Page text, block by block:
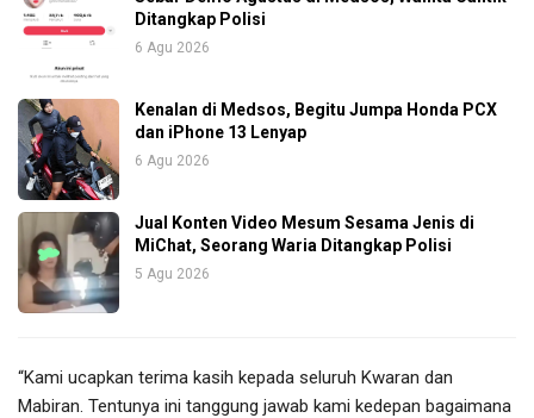
Ditangkap Polisi
6 Agu 2026
Kenalan di Medsos, Begitu Jumpa Honda PCX
dan iPhone 13 Lenyap
6 Agu 2026
Jual Konten Video Mesum Sesama Jenis di
MiChat, Seorang Waria Ditangkap Polisi
5 Agu 2026
“Kami ucapkan terima kasih kepada seluruh Kwaran dan
Mabiran. Tentunya ini tanggung jawab kami kedepan bagaimana